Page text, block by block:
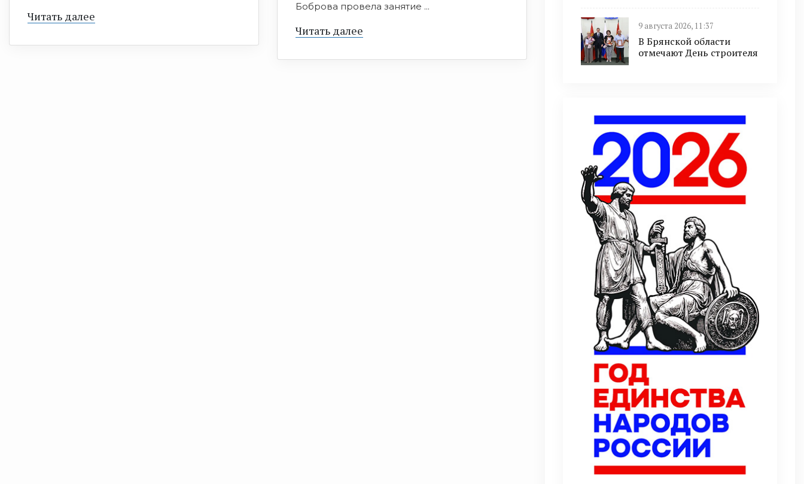
Читать далее
Боброва провела занятие ...
Читать далее 9 августа 2026, 11:37
В Брянской области
отмечают День строителя